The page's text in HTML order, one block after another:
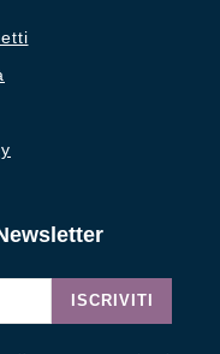
ISCRIVITI